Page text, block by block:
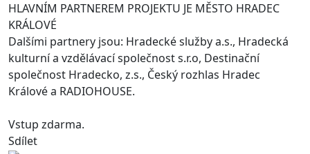
HLAVNÍM PARTNEREM PROJEKTU JE MĚSTO HRADEC
KRÁLOVÉ
Dalšími partnery jsou: Hradecké služby a.s., Hradecká
kulturní a vzdělávací společnost s.r.o, Destinační
společnost Hradecko, z.s., Český rozhlas Hradec
Králové a RADIOHOUSE.
Vstup zdarma.
Sdílet